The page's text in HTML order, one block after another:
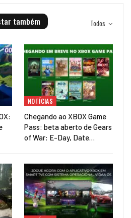
Todos
também
NOTÍCIAS
Chegando ao XBOX Game
Pass: beta aberto de Gears
of War: E-Day, Date…